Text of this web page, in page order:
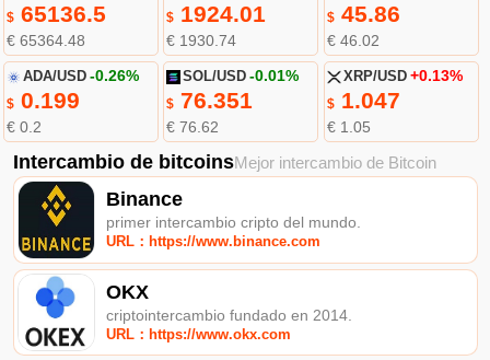
$65136.5
€ 65364.48
$ 1924.01
€ 1930.74
$45.86
€ 46.02
ADA/USD -0.26%
$0.199
€ 0.2
SOL/USD -0.01%
$ 76.351
€ 76.62
XRP/USD +0.13%
$1.047
€ 1.05
Intercambio de bitcoinsMejor intercambio de Bitcoin
Binance
primer intercambio cripto del mundo.
URL：https://www.binance.com
OKX
criptointercambio fundado en 2014.
URL：https://www.okx.com